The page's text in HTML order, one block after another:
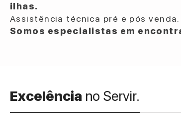
ilhas.
Assistência técnica pré e pós venda.
Somos especialistas em
Excelência no Servir.